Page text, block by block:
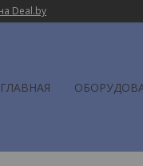
Deal.by
ГЛАВНАЯ